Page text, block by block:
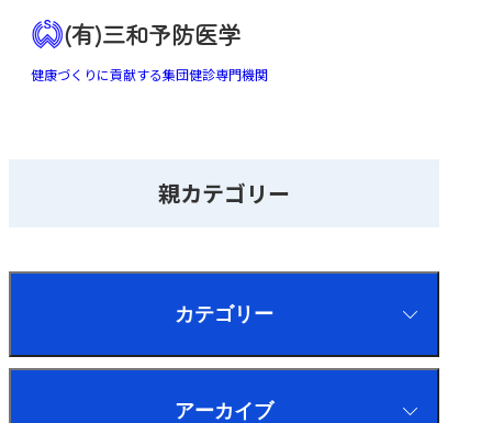
(有)三和予防医学
健康づくりに貢献する集団健診専門機関
親カテゴリー
カテゴリー
アーカイブ